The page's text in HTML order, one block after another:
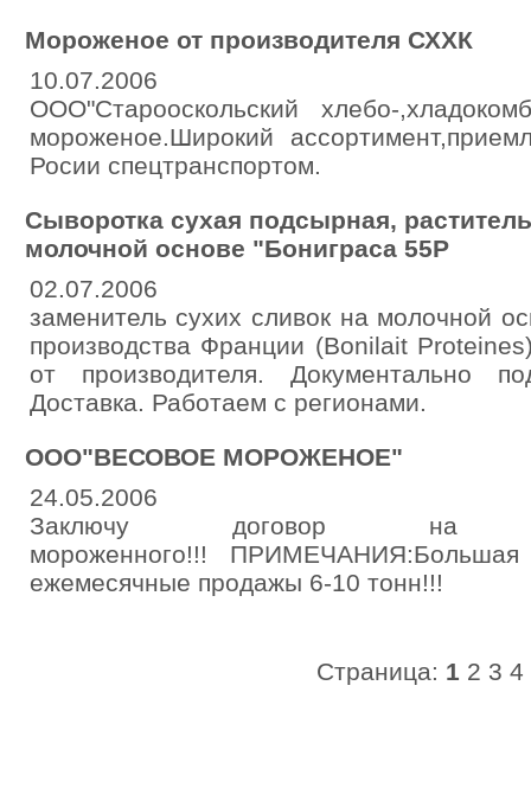
Мороженое от производителя СХХК
10.07.2006
ООО"Старооскольский хлебо-
мороженое.Широкий
Росии спецтранспортом.
Сыворотка сухая подсырная,
молочной основе "Бониграса 55Р
02.07.2006
заменитель сухих сливок на молочной
производства Франции (Bonilait
от производителя. Документально
Доставка. Работаем с регионами.
ООО"ВЕСОВОЕ МОРОЖЕНОЕ"
24.05.2006
Заключу договор на
мороженного!!! ПРИМЕЧАНИЯ:Большая
ежемесячные продажы 6-10 тонн!!!
Страница: 1 2 3 4